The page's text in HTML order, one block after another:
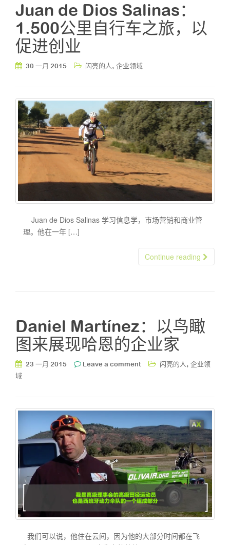
Juan de Dios Salinas：
1.500公里自行车之旅，以
促进创业
30 一月 2015 闪亮的人, 企业领域
Juan de Dios Salinas 学习信息学，市场营销和商业管
理。他在一年 […]
Continue reading
Daniel Martínez：以鸟瞰
图来展现哈恩的企业家
23 一月 2015 Leave a comment 闪亮的人, 企业领
域
我们可以说，他住在云间，因为他的大部分时间都在飞